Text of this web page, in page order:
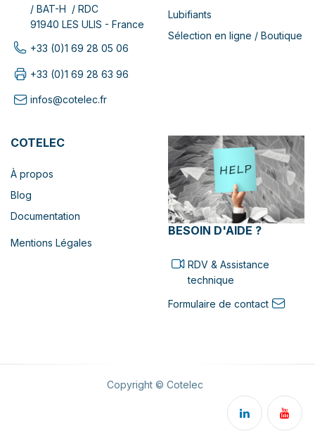
/ BAT-H / RDC
91940 LES ULIS - France
+33 (0)1 69 28 05 06
+33 (0)1 69 28 63 96
infos@cotelec.fr
Lubifiants
Sélection en ligne / Boutique
COTELEC
À propos
Blog
Documentation
Mentions Légales
BESOIN D'AIDE ?
RDV & Assistance
technique
Formulaire de contact
Copyright © Cotelec